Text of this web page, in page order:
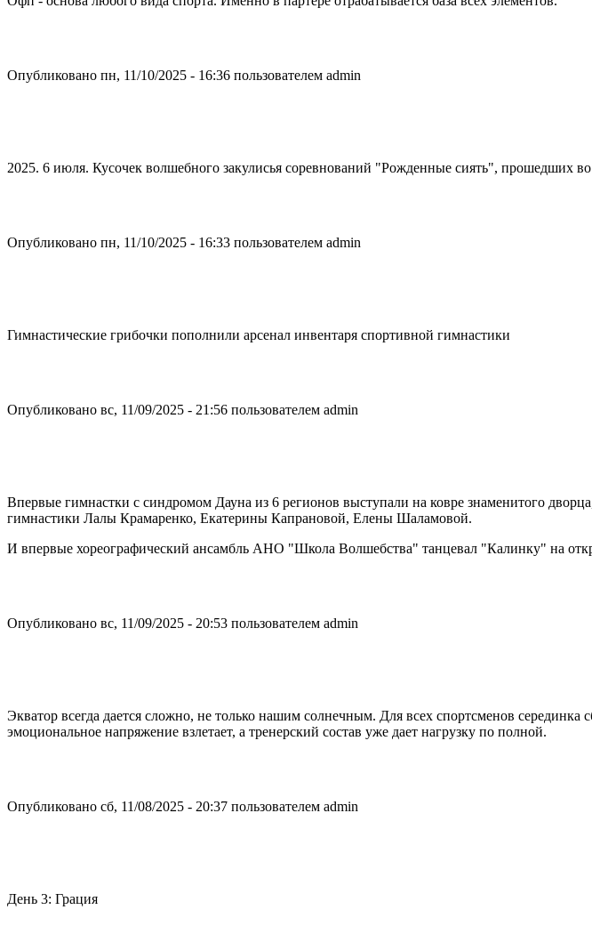
Опубликовано пн, 11/10/2025 - 16:36 пользователем admin
2025. 6 июля. Кусочек волшебного закулисья соревнований "Рожденные сиять", прошедших
Опубликовано пн, 11/10/2025 - 16:33 пользователем admin
Гимнастические грибочки пополнили арсенал инвентаря спортивной гимнастики
Опубликовано вс, 11/09/2025 - 21:56 пользователем admin
Впервые гимнастки с синдромом Дауна из 6 регионов выступали на ковре знаменитого
гимнастики Лалы Крамаренко, Екатерины Капрановой, Елены Шаламовой.
И впервые хореографический ансамбль АНО "Школа Волшебства" танцевал "Калинку" на
Опубликовано вс, 11/09/2025 - 20:53 пользователем admin
Экватор всегда дается сложно, не только нашим солнечным. Для всех спортсменов
эмоциональное напряжение взлетает, а тренерский состав уже дает нагрузку по полной.
Опубликовано сб, 11/08/2025 - 20:37 пользователем admin
День 3: Грация